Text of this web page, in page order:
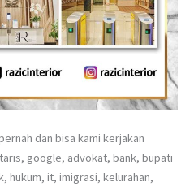
dan bisa kami kerjakan
google, advokat, bank, bupati
hukum, it, imigrasi, kelurahan,